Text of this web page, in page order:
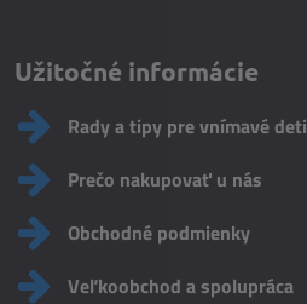
Užitočné informácie
Rady a tipy pre vnímavé deti
Prečo nakupovať u nás
Obchodné podmienky
Veľkoobchod a spolupráca